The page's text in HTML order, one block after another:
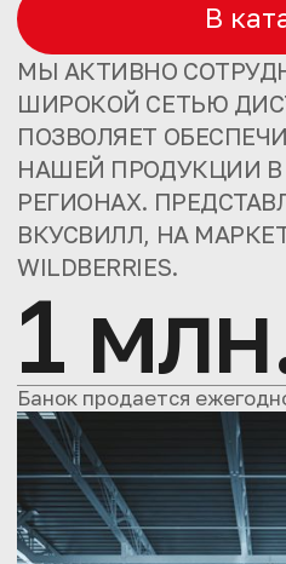
В
МЫ АКТИВНО
ШИРОКОЙ СЕТЬЮ
ПОЗВОЛЯЕТ
НАШЕЙ ПРОДУКЦИИ
РЕГИОНАХ.
ВКУСВИЛЛ, НА
WILDBERRIES.
1
Банок продается